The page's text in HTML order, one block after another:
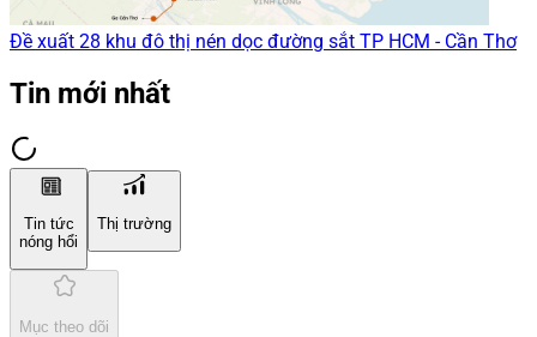
Đề xuất 28 khu đô thị nén dọc đường sắt TP HCM - Cần Thơ
Tin mới nhất
Tin tức
nóng hổi
Thị trường
Mục theo dõi